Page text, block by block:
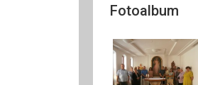
Fotoalbum